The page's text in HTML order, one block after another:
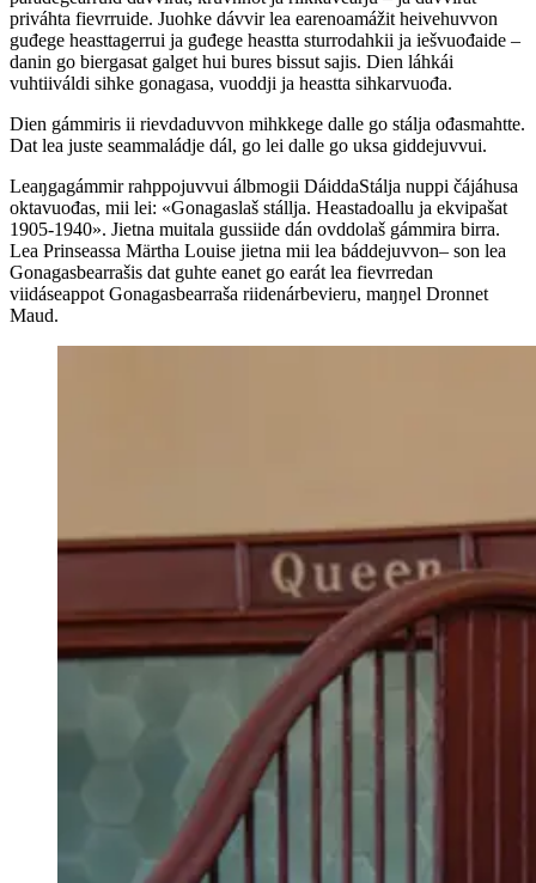
priváhta fievrruide. Juohke dávvir lea earenoamážit heivehuvvon
guđege heasttagerrui ja guđege heastta sturrodahkii ja iešvuođaide –
danin go biergasat galget hui bures bissut sajis. Dien láhkái
vuhtiiváldi sihke gonagasa, vuoddji ja heastta sihkarvuođa.
Dien gámmiris ii rievdaduvvon mihkkege dalle go stálja ođasmahtte.
Dat lea juste seammaládje dál, go lei dalle go uksa giddejuvvui.
Leaŋgagámmir rahppojuvvui álbmogii DáiddaStálja nuppi čájáhusa
oktavuođas, mii lei: «Gonagaslaš stállja. Heastadoallu ja ekvipašat
1905-1940». Jietna muitala gussiide dán ovddolaš gámmira birra.
Lea Prinseassa Märtha Louise jietna mii lea báddejuvvon– son lea
Gonagasbearrašis dat guhte eanet go earát lea fievrredan
viidáseappot Gonagasbearraša riidenárbevieru, maŋŋel Dronnet
Maud.